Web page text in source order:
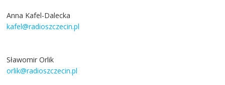
Anna Kafel-Dalecka
kafel@radioszczecin.pl
Sławomir Orlik
orlik@radioszczecin.pl